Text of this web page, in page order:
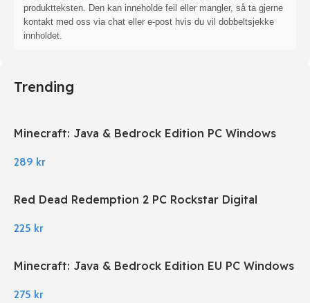
produktteksten. Den kan inneholde feil eller mangler, så ta gjerne
kontakt med oss via chat eller e-post hvis du vil dobbeltsjekke
innholdet.
Trending
Minecraft: Java & Bedrock Edition PC Windows
289 kr
Red Dead Redemption 2 PC Rockstar Digital
225 kr
Minecraft: Java & Bedrock Edition EU PC Windows
275 kr